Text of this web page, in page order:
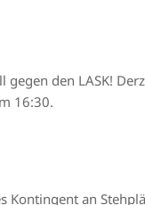
den LASK!
16:30.
Kontingent an